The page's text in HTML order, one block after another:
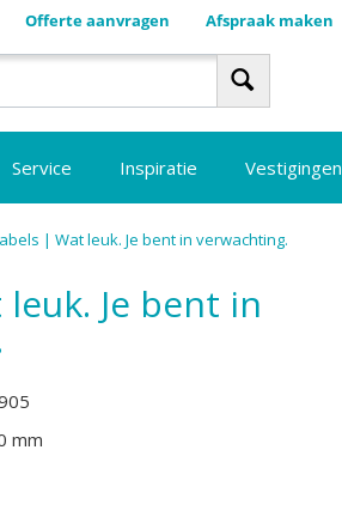
Offerte aanvragen Afspraak maken
Service Inspiratie Vestigingen
| Wat leuk. Je bent in verwachting.
Je bent in
mm